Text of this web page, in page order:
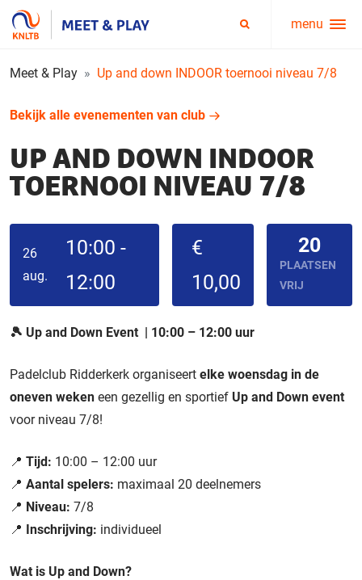
Service
menu
menu
Meet & Play Up and down INDOOR toernooi niveau 7/8
Bekijk alle evenementen van club
UP AND DOWN INDOOR
TOERNOOI NIVEAU 7/8
26
aug.
10:00 -
12:00
€
10,00
20
PLAATSEN
VRIJ
🎾 Up and Down Event | 10:00 – 12:00 uur
Padelclub Ridderkerk organiseert elke woensdag in de
oneven weken een gezellig en sportief Up and Down event
voor niveau 7/8!
📍 Tijd: 10:00 – 12:00 uur
📍 Aantal spelers: maximaal 20 deelnemers
📍 Niveau: 7/8
📍 Inschrijving: individueel
Wat is Up and Down?